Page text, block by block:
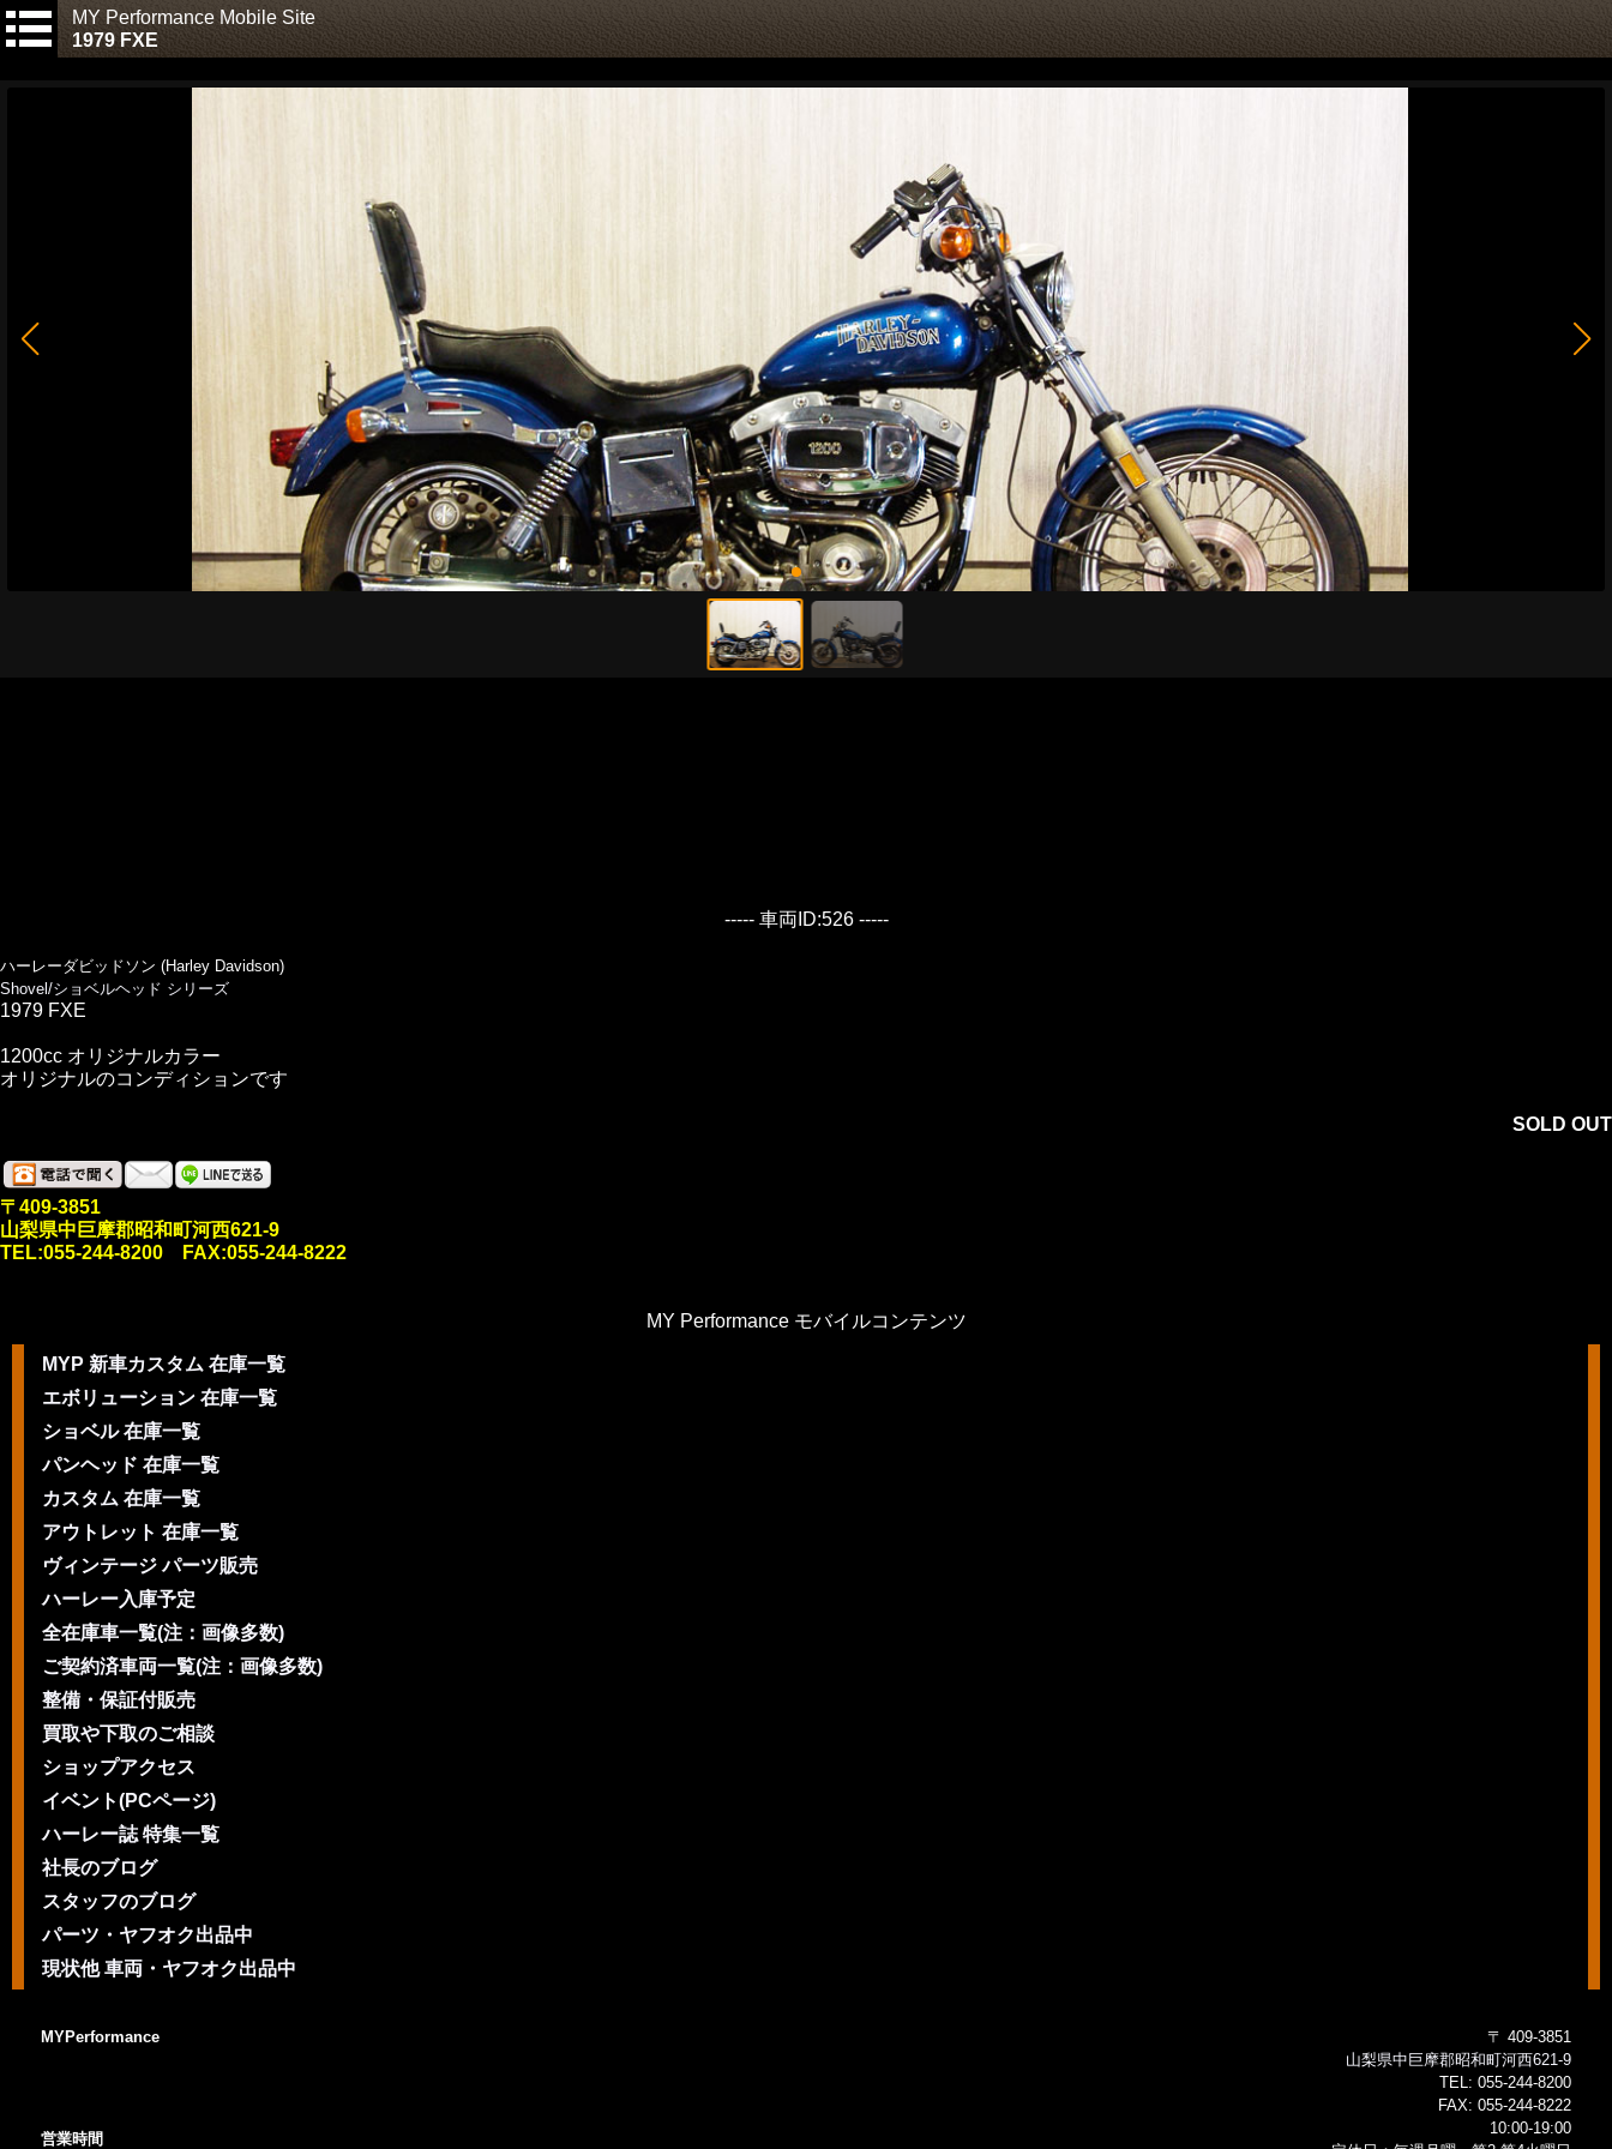
MY Performance Mobile Site
1979 FXE
----- 車両ID:526 -----
ハーレーダビッドソン (Harley Davidson)
Shovel/ショベルヘッド シリーズ
1979 FXE
1200cc オリジナルカラー
オリジナルのコンディションです
SOLD OUT
〒409-3851
山梨県中巨摩郡昭和町河西621-9
TEL:055-244-8200 FAX:055-244-8222
MY Performance モバイルコンテンツ
MYP 新車カスタム 在庫一覧
エボリューション 在庫一覧
ショベル 在庫一覧
パンヘッド 在庫一覧
カスタム 在庫一覧
アウトレット 在庫一覧
ヴィンテージ パーツ販売
ハーレー入庫予定
全在庫車一覧(注：画像多数)
ご契約済車両一覧(注：画像多数)
整備・保証付販売
買取や下取のご相談
ショップアクセス
イベント(PCページ)
ハーレー誌 特集一覧
社長のブログ
スタッフのブログ
パーツ・ヤフオク出品中
現状他 車両・ヤフオク出品中
MYPerformance
〒 409-3851
山梨県中巨摩郡昭和町河西621-9
TEL: 055-244-8200
FAX: 055-244-8222
営業時間
10:00-19:00